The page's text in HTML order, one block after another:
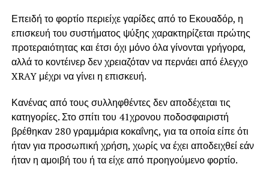
Επειδή το φορτίο περιείχε γαρίδες από το Εκουαδόρ, η
επισκευή του συστήματος ψύξης χαρακτηρίζεται πρώτης
προτεραιότητας και έτσι όχι μόνο όλα γίνονται γρήγορα,
αλλά το κοντέινερ δεν χρειαζόταν να περνάει από έλεγχο
XRAY μέχρι να γίνει η επισκευή.
Κανένας από τους συλληφθέντες δεν αποδέχεται τις
κατηγορίες. Στο σπίτι του 41χρονου ποδοσφαιριστή
βρέθηκαν 280 γραμμάρια κοκαΐνης, για τα οποία είπε ότι
ήταν για προσωπική χρήση, χωρίς να έχει αποδειχθεί εάν
ήταν η αμοιβή του ή τα είχε από προηγούμενο φορτίο.